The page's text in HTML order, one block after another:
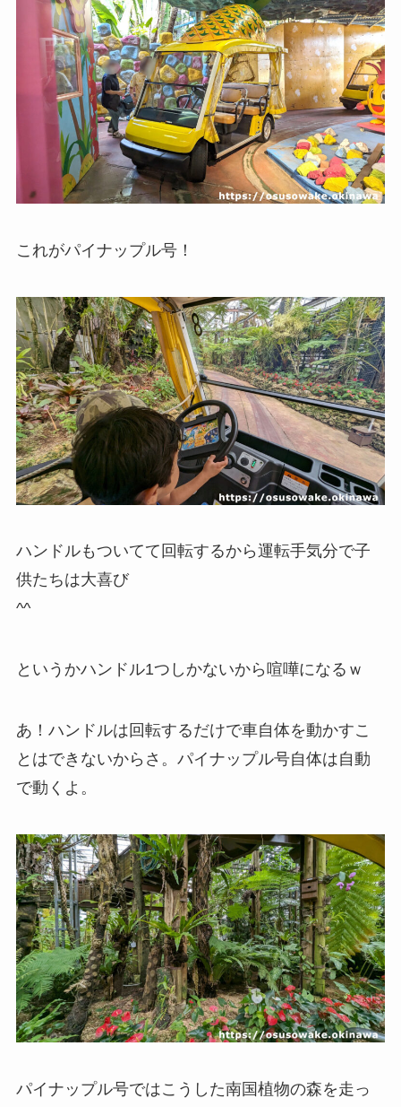
これがパイナップル号！
ハンドルもついてて回転するから運転手気分で子
供たちは大喜び
^^
というかハンドル1つしかないから喧嘩になるｗ
あ！ハンドルは回転するだけで車自体を動かすこ
とはできないからさ。パイナップル号自体は自動
で動くよ。
パイナップル号ではこうした南国植物の森を走っ